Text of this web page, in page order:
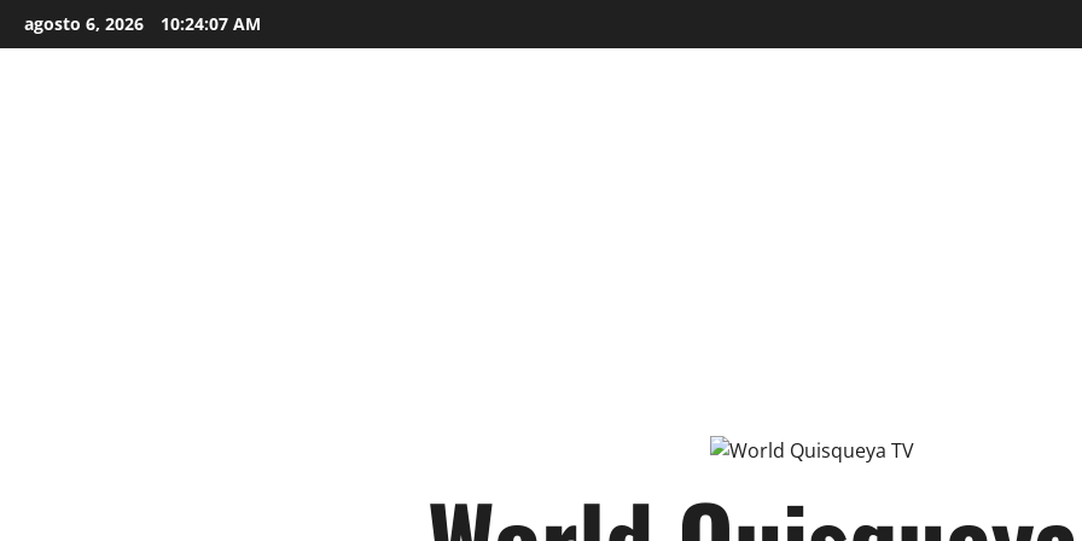
agosto 6, 2026 10:24:09 AM